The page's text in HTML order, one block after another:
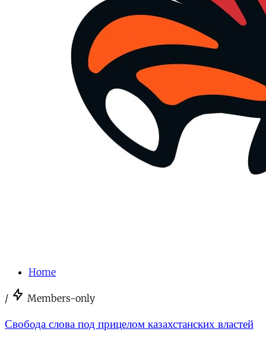
Home
/ Members-only
Свобода слова под прицелом казахстанских властей